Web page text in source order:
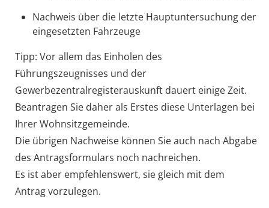
Nachweis über die letzte Hauptuntersuchung der
eingesetzten Fahrzeuge
Tipp: Vor allem das Einholen des
Führungszeugnisses und der
Gewerbezentralregisterauskunft dauert einige Zeit.
Beantragen Sie daher als Erstes diese Unterlagen bei
Ihrer Wohnsitzgemeinde.
Die übrigen Nachweise können Sie auch nach Abgabe
des Antragsformulars noch nachreichen.
Es ist aber empfehlenswert, sie gleich mit dem
Antrag vorzulegen.